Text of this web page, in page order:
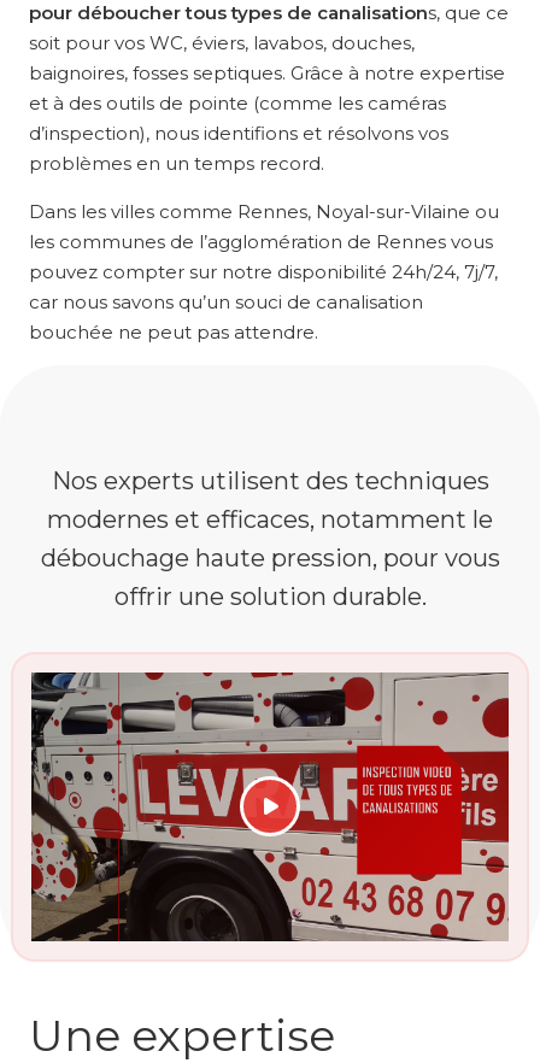
pour déboucher tous types de canalisations, que ce
soit pour vos WC, éviers, lavabos, douches,
baignoires, fosses septiques. Grâce à notre expertise
et à des outils de pointe (comme les caméras
d’inspection), nous identifions et résolvons vos
problèmes en un temps record.
Dans les villes comme Rennes, Noyal-sur-Vilaine ou
les communes de l’agglomération de Rennes vous
pouvez compter sur notre disponibilité 24h/24, 7j/7,
car nous savons qu’un souci de canalisation
bouchée ne peut pas attendre.
Nos experts utilisent des techniques
modernes et efficaces, notamment le
débouchage haute pression, pour vous
offrir une solution durable.
Une expertise